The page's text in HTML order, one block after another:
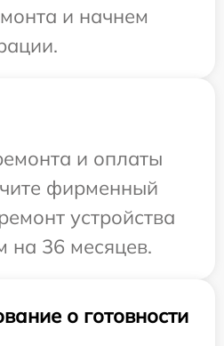
и начнем
и оплаты
фирменный
устройства
на 36 месяцев.
о готовности